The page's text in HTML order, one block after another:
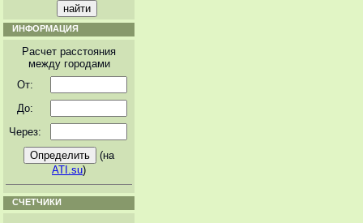
ИНФОРМАЦИЯ
Расчет расстояния
между городами
От:
До:
Через:
(на
ATI.su)
СЧЕТЧИКИ